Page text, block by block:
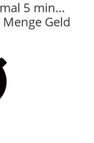
5 min…
Geld